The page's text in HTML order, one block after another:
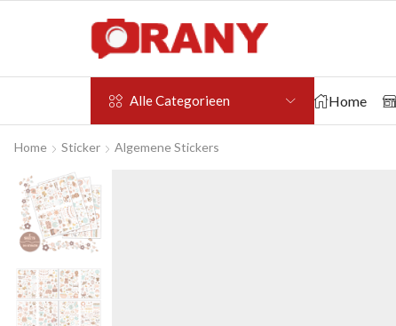
Alle Categorieen Home
Home Sticker Algemene Stickers